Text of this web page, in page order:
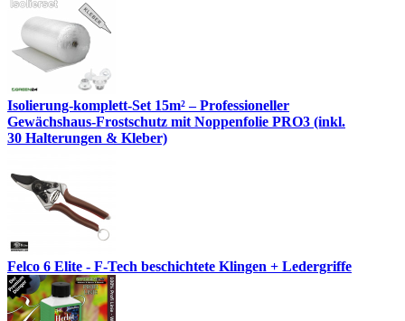
Isolierung-komplett-Set 15m² – Professioneller
Gewächshaus-Frostschutz mit Noppenfolie PRO3 (inkl.
30 Halterungen & Kleber)
Felco 6 Elite - F-Tech beschichtete Klingen + Ledergriffe